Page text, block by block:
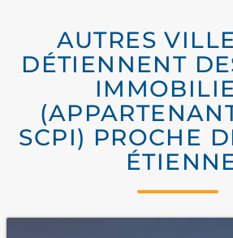
AUTRES
DÉTIENNENT
SCPI) PROCHE